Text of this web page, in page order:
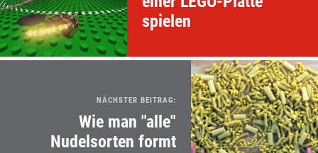
spielen
NÄCHSTER BEITRAG:
Wie man "alle"
Nudelsorten formt